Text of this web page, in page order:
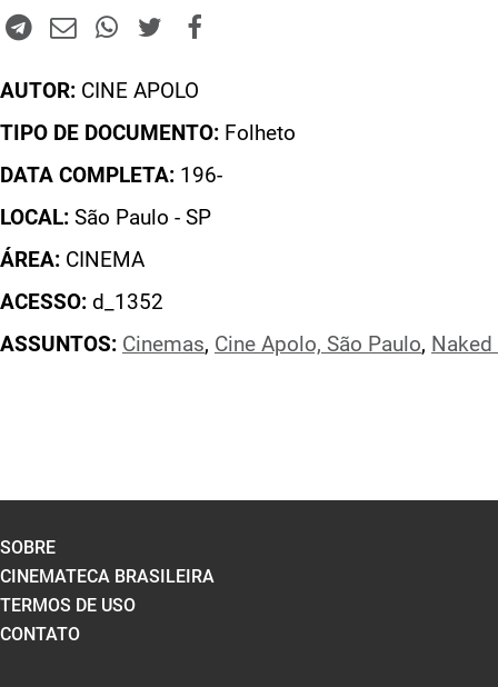
AUTOR: CINE APOLO
TIPO DE DOCUMENTO: Folheto
DATA COMPLETA: 196-
LOCAL: São Paulo - SP
ÁREA: CINEMA
ACESSO: d_1352
ASSUNTOS: Cinemas, Cine Apolo, São Paulo,
SOBRE
CINEMATECA BRASILEIRA
TERMOS DE USO
CONTATO